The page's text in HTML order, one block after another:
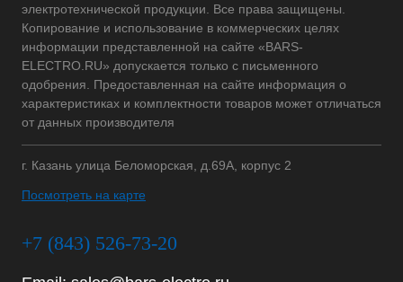
электротехнической продукции. Все права защищены.
Копирование и использование в коммерческих целях
информации представленной на сайте «BARS-
ELECTRO.RU» допускается только с письменного
одобрения. Предоставленная на сайте информация о
характеристиках и комплектности товаров может отличаться
от данных производителя
г. Казань улица Беломорская, д.69А, корпус 2
Посмотреть на карте
+7 (843) 526-73-20